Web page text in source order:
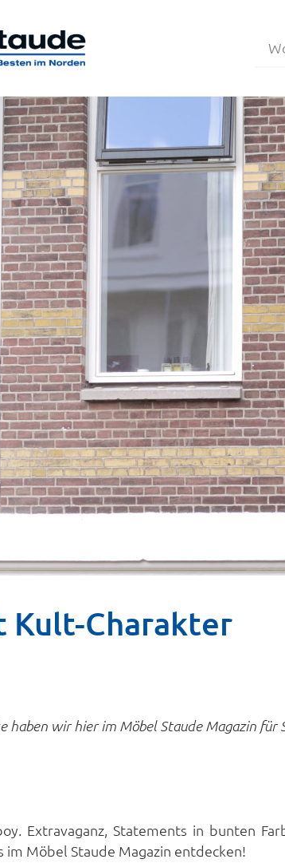
Kult-Charakter
wir hier im Möbel Staude Magazin für
Extravaganz, Statements in bunten
Möbel Staude Magazin entdecken!